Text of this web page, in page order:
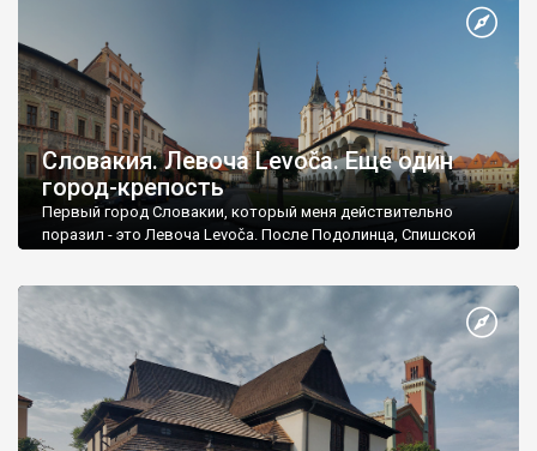
Словакия. Левоча Levoča. Еще один
город-крепость
Первый город Словакии, который меня действительно
поразил - это Левоча Levoča. После Подолинца, Спишской